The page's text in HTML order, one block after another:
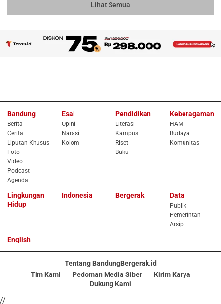
Lihat Semua
Bandung
Berita
Cerita
Liputan Khusus
Foto
Video
Podcast
Agenda
Esai
Opini
Narasi
Kolom
Pendidikan
Literasi
Kampus
Riset
Buku
Keberagaman
HAM
Budaya
Komunitas
Lingkungan
Hidup
Indonesia Bergerak Data
Publik
Pemerintah
Arsip
English
Tentang BandungBergerak.id
Tim Kami
Pedoman Media Siber
Kirim Karya
Dukung Kami
//